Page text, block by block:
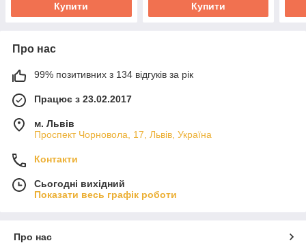
Купити Купити
Про нас
99% позитивних з 134 відгуків за рік
Працює з 23.02.2017
м. Львів
Проспект Чорновола, 17, Львів, Україна
Контакти
Сьогодні вихідний
Показати весь графік роботи
Про нас